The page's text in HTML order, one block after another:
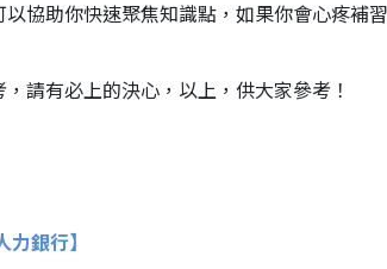
協助你快速聚焦知識點，如果你會心疼補
請有必上的決心，以上，供大家參考！
力銀行】